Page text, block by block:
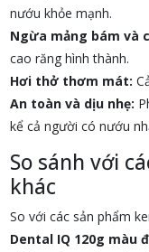
nướu khỏe mạnh.
Ngừa mảng bám và
cao răng hình thành.
Hơi thở thơm mát:
An toàn và dịu nhẹ:
kể cả người có nướu
So sánh với
khác
So với các sản phẩm
Dental IQ 120g màu